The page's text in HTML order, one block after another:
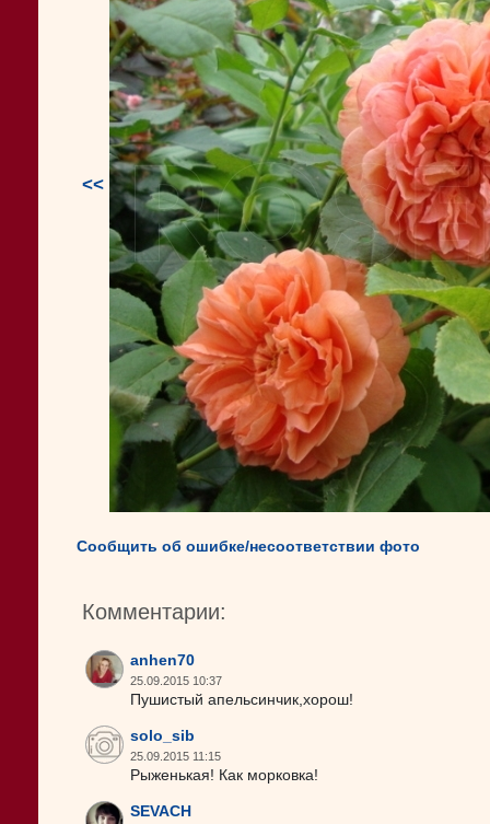
<<
Сообщить об ошибке/несоответствии фото
Комментарии:
anhen70
25.09.2015 10:37
Пушистый апельсинчик,хорош!
solo_sib
25.09.2015 11:15
Рыженькая! Как морковка!
SEVACH